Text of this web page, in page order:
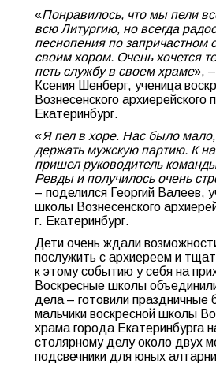
«Понравилось, что мы пели
всю Литургию, но всегда
песнопения по запричастном
своим хором. Очень хочется
петь службу в своем храме»,
Ксения Шенберг, ученица
Вознесенского архиерейского
Екатеринбург.
«Я пел в хоре. Нас было мало,
держать мужскую партию. К
пришел руководитель
Ревды и получилось очень
– поделился Георгий Валеев,
школы Вознесенского
г. Екатеринбург.
Дети очень ждали
послужить с архиереем и
к этому событию у себя на
Воскресные школы
дела – готовили праздничные
мальчики воскресной школы
храма города Екатеринбурга
столярному делу около двух
подсвечники для юных